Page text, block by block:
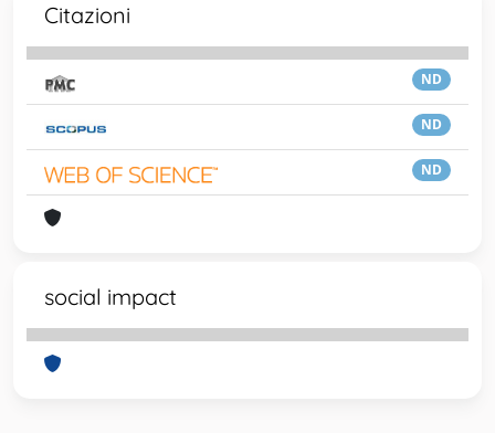
Citazioni
ND
ND
ND
social impact